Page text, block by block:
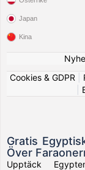
Japan
Kina
Cookies & GDPR
Gratis
Över
Upptäck